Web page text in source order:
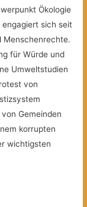
Ökologie
sich seit
Menschenrechte.
für Würde und
Umweltstudien
von
Gemeinden
korrupten
wichtigsten